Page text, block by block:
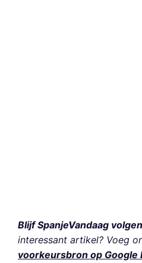
Blijf SpanjeVandaag
interessant artikel? Voeg
voorkeursbron op Google